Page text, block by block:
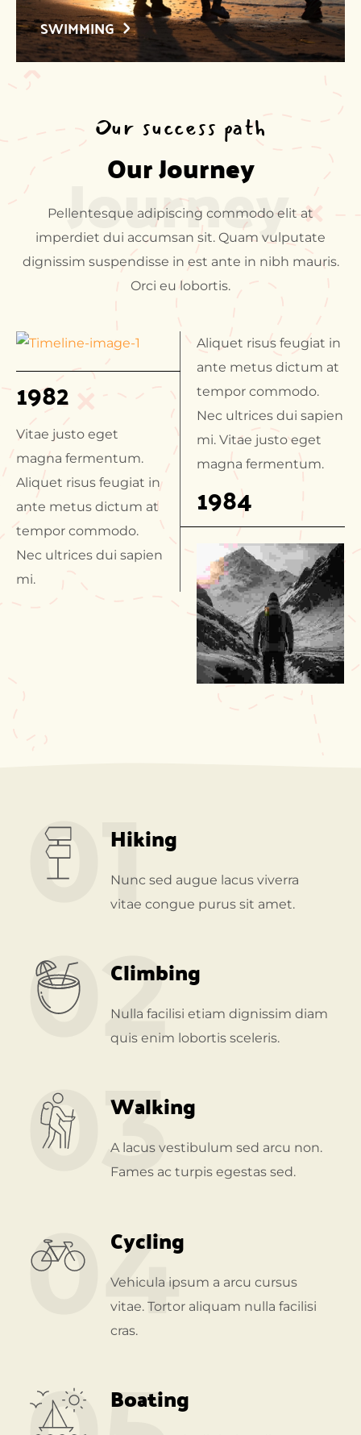
SWIMMING
Our success path
Our Journey
Journey
Pellentesque adipiscing commodo elit at
imperdiet dui accumsan sit. Quam vulputate
dignissim suspendisse in est ante in nibh mauris.
Orci eu lobortis.
1982
Vitae justo eget
magna fermentum.
Aliquet risus feugiat in
ante metus dictum at
tempor commodo.
Nec ultrices dui sapien
mi.
1984
Aliquet risus feugiat in
ante metus dictum at
tempor commodo.
Nec ultrices dui sapien
mi. Vitae justo eget
magna fermentum.
01
Hiking
Nunc sed augue lacus viverra
vitae congue purus sit amet.
02
Climbing
Nulla facilisi etiam dignissim diam
quis enim lobortis sceleris.
03
Walking
A lacus vestibulum sed arcu non.
Fames ac turpis egestas sed.
04
Cycling
Vehicula ipsum a arcu cursus
vitae. Tortor aliquam nulla facilisi
cras.
Boating